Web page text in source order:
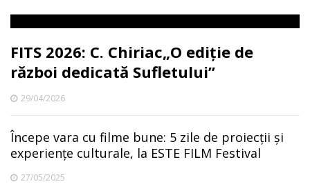
FITS 2026: C. Chiriac„O ediție de
război dedicată Sufletului”
29/04/2026
Începe vara cu filme bune: 5 zile de proiecții și
experiențe culturale, la ESTE FILM Festival
27/05/2025